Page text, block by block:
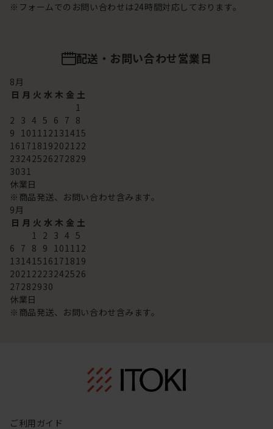
※フォームでのお問い合わせは24時間対応しております。
配送・お問い合わせ営業日
8月
日 月 火 水 木 金 土
1
2 3 4 5 6 7 8
9 101112131415
16171819202122
23242526272829
3031
休業日
※商品発送、お問い合わせ含みます。
9月
日 月 火 水 木 金 土
1 2 3 4 5
6 7 8 9 101112
13141516171819
20212223242526
27282930
休業日
※商品発送、お問い合わせ含みます。
ご利用ガイド